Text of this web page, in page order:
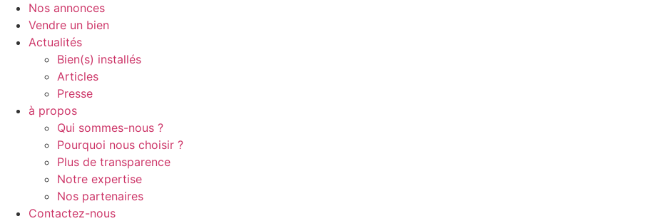
Nos annonces
Vendre un bien
Actualités
Bien(s) installés
Articles
Presse
à propos
Qui sommes-nous ?
Pourquoi nous choisir ?
Plus de transparence
Notre expertise
Nos partenaires
Contactez-nous